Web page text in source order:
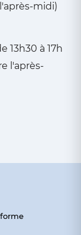
midi)
13h30 à 17h
l'après-
du Pas-de-